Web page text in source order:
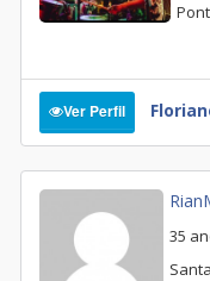
Ver Perfil
35